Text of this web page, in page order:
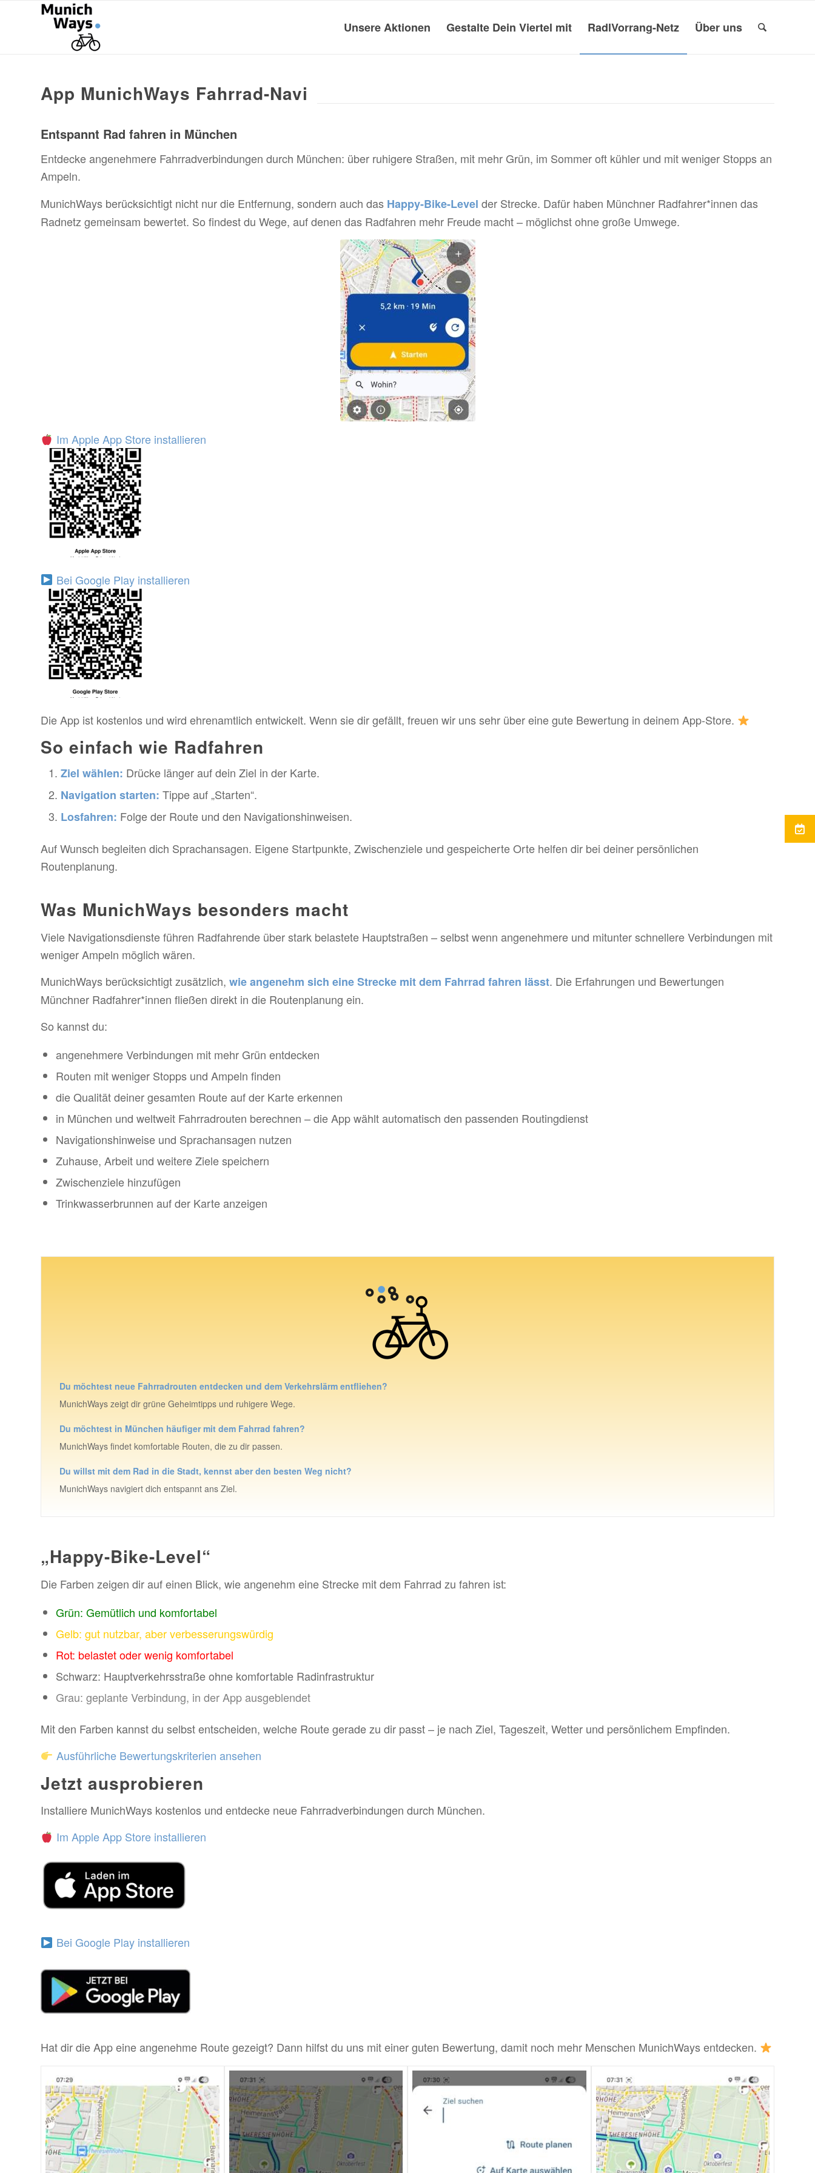
Unsere Aktionen Gestalte Dein Viertel mit RadlVorrang-Netz Über uns
App MunichWays Fahrrad-Navi
Entspannt Rad fahren in München
Entdecke angenehmere Fahrradverbindungen durch München: über ruhigere Straßen, mit mehr Grün, im Sommer oft kühler und mit weniger Stopps an
Ampeln.
MunichWays berücksichtigt nicht nur die Entfernung, sondern auch das Happy-Bike-Level der Strecke. Dafür haben Münchner Radfahrer*innen das
Radnetz gemeinsam bewertet. So findest du Wege, auf denen das Radfahren mehr Freude macht – möglichst ohne große Umwege.
Im Apple App Store installieren
Bei Google Play installieren
Die App ist kostenlos und wird ehrenamtlich entwickelt. Wenn sie dir gefällt, freuen wir uns sehr über eine gute Bewertung in deinem App-Store.
So einfach wie Radfahren
Ziel wählen: Drücke länger auf dein Ziel in der Karte.
Navigation starten: Tippe auf „Starten“.
Losfahren: Folge der Route und den Navigationshinweisen.
Auf Wunsch begleiten dich Sprachansagen. Eigene Startpunkte, Zwischenziele und gespeicherte Orte helfen dir bei deiner persönlichen
Routenplanung.
Was MunichWays besonders macht
Viele Navigationsdienste führen Radfahrende über stark belastete Hauptstraßen – selbst wenn angenehmere und mitunter schnellere Verbindungen mit
weniger Ampeln möglich wären.
MunichWays berücksichtigt zusätzlich, wie angenehm sich eine Strecke mit dem Fahrrad fahren lässt. Die Erfahrungen und Bewertungen
Münchner Radfahrer*innen fließen direkt in die Routenplanung ein.
So kannst du:
angenehmere Verbindungen mit mehr Grün entdecken
Routen mit weniger Stopps und Ampeln finden
die Qualität deiner gesamten Route auf der Karte erkennen
in München und weltweit Fahrradrouten berechnen – die App wählt automatisch den passenden Routingdienst
Navigationshinweise und Sprachansagen nutzen
Zuhause, Arbeit und weitere Ziele speichern
Zwischenziele hinzufügen
Trinkwasserbrunnen auf der Karte anzeigen
Du möchtest neue Fahrradrouten entdecken und dem Verkehrslärm entfliehen?
MunichWays zeigt dir grüne Geheimtipps und ruhigere Wege.
Du möchtest in München häufiger mit dem Fahrrad fahren?
MunichWays findet komfortable Routen, die zu dir passen.
Du willst mit dem Rad in die Stadt, kennst aber den besten Weg nicht?
MunichWays navigiert dich entspannt ans Ziel.
„Happy-Bike-Level“
Die Farben zeigen dir auf einen Blick, wie angenehm eine Strecke mit dem Fahrrad zu fahren ist:
Grün: Gemütlich und komfortabel
Gelb: gut nutzbar, aber verbesserungswürdig
Rot: belastet oder wenig komfortabel
Schwarz: Hauptverkehrsstraße ohne komfortable Radinfrastruktur
Grau: geplante Verbindung, in der App ausgeblendet
Mit den Farben kannst du selbst entscheiden, welche Route gerade zu dir passt – je nach Ziel, Tageszeit, Wetter und persönlichem Empfinden.
Ausführliche Bewertungskriterien ansehen
Jetzt ausprobieren
Installiere MunichWays kostenlos und entdecke neue Fahrradverbindungen durch München.
Im Apple App Store installieren
Bei Google Play installieren
Hat dir die App eine angenehme Route gezeigt? Dann hilfst du uns mit einer guten Bewertung, damit noch mehr Menschen MunichWays entdecken.